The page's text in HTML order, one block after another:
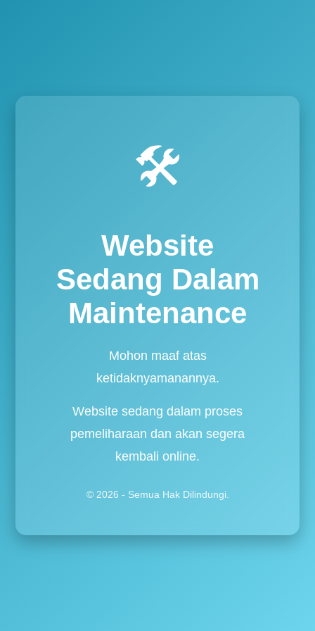
🛠️
Website
Sedang Dalam
Maintenance
Mohon maaf atas
ketidaknyamanannya.
Website sedang dalam proses
pemeliharaan dan akan segera
kembali online.
© 2026 - Semua Hak Dilindungi.